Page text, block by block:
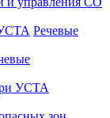
Речевые
УСТА